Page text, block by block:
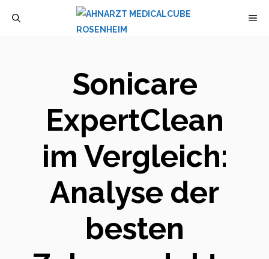
Sonicare
ExpertClean
im Vergleich:
Analyse der
besten